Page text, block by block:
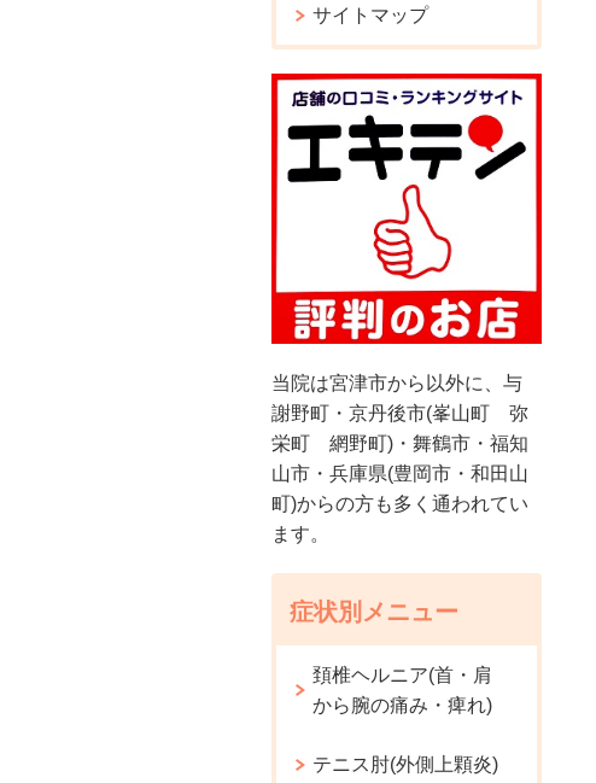
サイトマップ
当院は宮津市から以外に、与
謝野町・京丹後市(峯山町 弥
栄町 網野町)・舞鶴市・福知
山市・兵庫県(豊岡市・和田山
町)からの方も多く通われてい
ます。
症状別メニュー
頚椎ヘルニア(首・肩
から腕の痛み・痺れ)
テニス肘(外側上顆炎)